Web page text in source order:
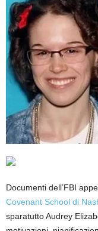
Documenti dell’FBI
Covenant School di
sparatutto Audrey